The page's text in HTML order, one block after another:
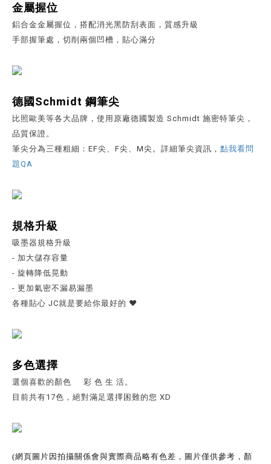
金屬握位
鋁合金金屬握位，搭配消光黑防刮表面，質感升級
手部握筆處，切削兩個凹槽，貼心滿分
德國Schmidt 鋼筆尖
比照歐美等各大品牌，使用原廠德國製造 Schmidt 施密特筆尖，
品質保證。
筆尖分為三種粗細：EF尖、F尖、M尖。詳細筆尖資訊， 點我看問
題QA
規格升級
吸墨器規格升級
- 加大儲存容量
- 旋轉降低晃動
- 更加氣密不漏易漏墨
各種貼心 JC就是要給你最好的 ❤️
多色選擇
選個喜歡的顏色 彩 色 生 活。
目前共有17色，絕對滿足選擇困難的您 XD
(網頁圖片因拍攝關係會與實際商品略有色差，圖片僅供參考，顏